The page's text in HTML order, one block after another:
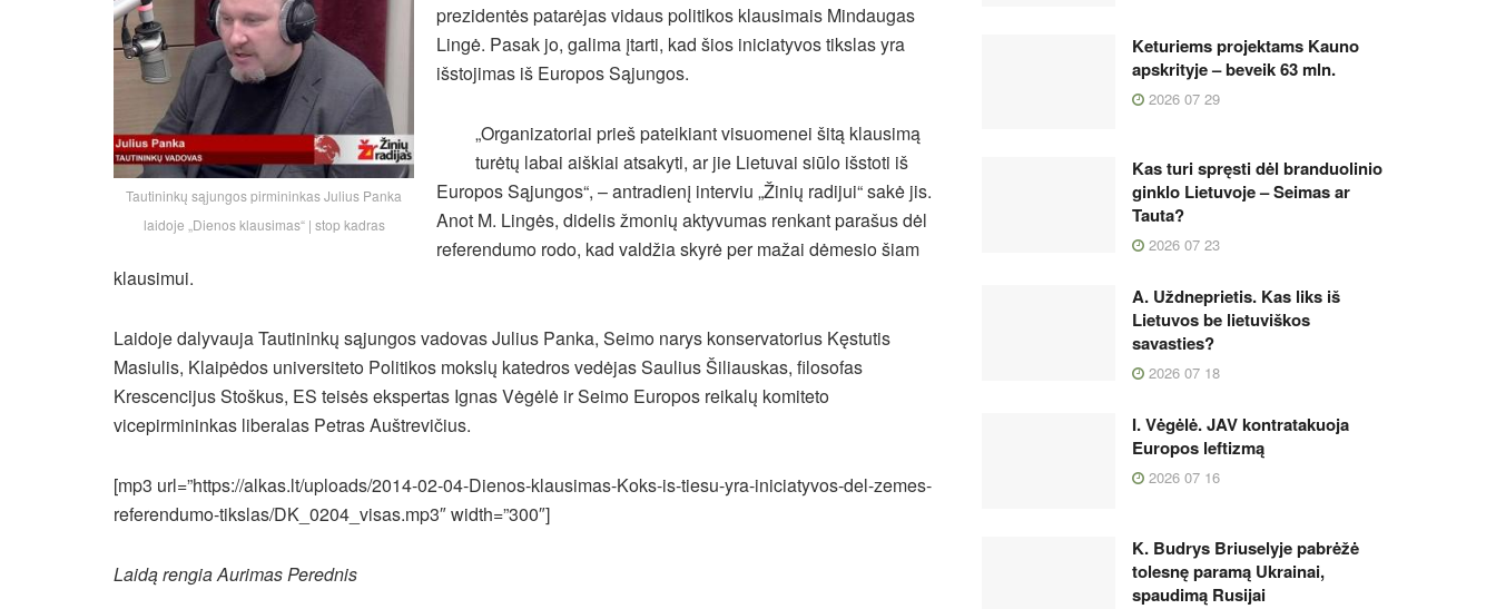
Tautininkų sąjungos pirmininkas Julius Panka
laidoje „Dienos klausimas“ | stop kadras
prezidentės patarėjas vidaus politikos klausimais Mindaugas
Lingė. Pasak jo, galima įtarti, kad šios iniciatyvos tikslas yra
išstojimas iš Europos Sąjungos.
„Organizatoriai prieš pateikiant visuomenei šitą klausimą
turėtų labai aiškiai atsakyti, ar jie Lietuvai siūlo išstoti iš
Europos Sąjungos“, – antradienį interviu „Žinių radijui“ sakė jis.
Anot M. Lingės, didelis žmonių aktyvumas renkant parašus dėl
referendumo rodo, kad valdžia skyrė per mažai dėmesio šiam
klausimui.
Laidoje dalyvauja Tautininkų sąjungos vadovas Julius Panka, Seimo narys konservatorius Kęstutis
Masiulis, Klaipėdos universiteto Politikos mokslų katedros vedėjas Saulius Šiliauskas, filosofas
Krescencijus Stoškus, ES teisės ekspertas Ignas Vėgėlė ir Seimo Europos reikalų komiteto
vicepirmininkas liberalas Petras Auštrevičius.
[mp3 url=”https://alkas.lt/uploads/2014-02-04-Dienos-klausimas-Koks-is-tiesu-yra-iniciatyvos-del-zemes-
referendumo-tikslas/DK_0204_visas.mp3″ width=”300″]
Laidą rengia Aurimas Perednis
Keturiems projektams Kauno
apskrityje – beveik 63 mln.
2026 07 29
Kas turi spręsti dėl branduolinio
ginklo Lietuvoje – Seimas ar
Tauta?
2026 07 23
A. Uždneprietis. Kas liks iš
Lietuvos be lietuviškos
savasties?
2026 07 18
I. Vėgėlė. JAV kontratakuoja
Europos leftizmą
2026 07 16
K. Budrys Briuselyje pabrėžė
tolesnę paramą Ukrainai,
spaudimą Rusijai